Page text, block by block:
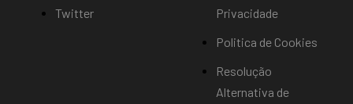
Twitter
Privacidade
Politica de Cookies
Resolução
Alternativa de